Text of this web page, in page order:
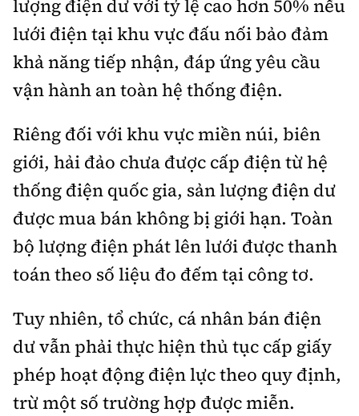
lượng điện dư với tỷ lệ cao hơn 50% nếu
lưới điện tại khu vực đấu nối bảo đảm
khả năng tiếp nhận, đáp ứng yêu cầu
vận hành an toàn hệ thống điện.
Riêng đối với khu vực miền núi, biên
giới, hải đảo chưa được cấp điện từ hệ
thống điện quốc gia, sản lượng điện dư
được mua bán không bị giới hạn. Toàn
bộ lượng điện phát lên lưới được thanh
toán theo số liệu đo đếm tại công tơ.
Tuy nhiên, tổ chức, cá nhân bán điện
dư vẫn phải thực hiện thủ tục cấp giấy
phép hoạt động điện lực theo quy định,
trừ một số trường hợp được miễn.